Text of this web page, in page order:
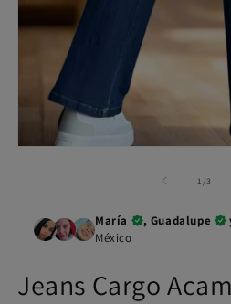
ventana
1 /de
3
María , Guadalupe
México
Jeans Cargo